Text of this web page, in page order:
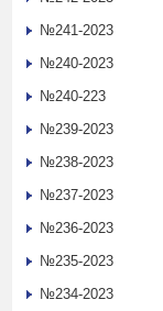
№241-2023
№240-2023
№240-223
№239-2023
№238-2023
№237-2023
№236-2023
№235-2023
№234-2023